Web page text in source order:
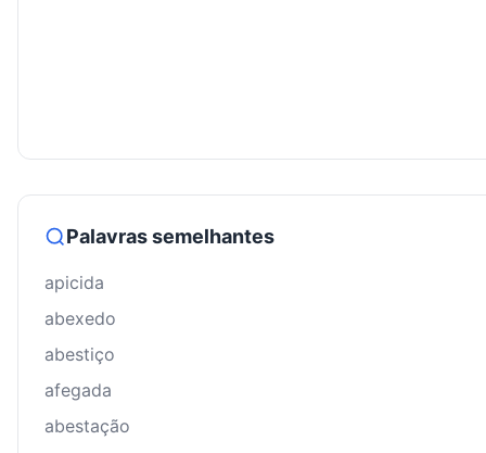
Palavras semelhantes
apicida
abexedo
abestiço
afegada
abestação